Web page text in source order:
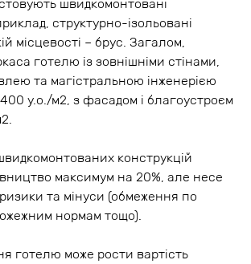
швидкомонтовані
структурно-ізольовані
місцевості – брус. Загалом,
готелю із зовнішніми стінами,
та магістральною інженерією
у.о./м2, з фасадом і благоустроєм
конструкцій
максимум на 20%, але несе
та мінуси (обмеження по
нормам тощо).
готелю може рости вартість